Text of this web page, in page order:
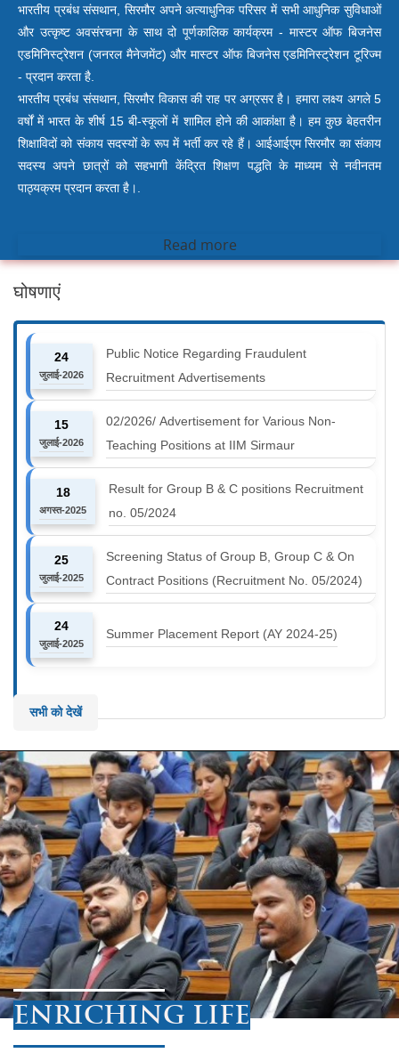
भारतीय प्रबंध संसथान, सिरमौर अपने अत्याधुनिक परिसर में सभी आधुनिक सुविधाओं
और उत्कृष्ट अवसंरचना के साथ दो पूर्णकालिक कार्यक्रम - मास्टर ऑफ बिजनेस
एडमिनिस्ट्रेशन (जनरल मैनेजमेंट) और मास्टर ऑफ बिजनेस एडमिनिस्ट्रेशन टूरिज्म
- प्रदान करता है.
भारतीय प्रबंध संसथान, सिरमौर विकास की राह पर अग्रसर है। हमारा लक्ष्य अगले 5
वर्षों में भारत के शीर्ष 15 बी-स्कूलों में शामिल होने की आकांक्षा है। हम कुछ बेहतरीन
शिक्षाविदों को संकाय सदस्यों के रूप में भर्ती कर रहे हैं। आईआईएम सिरमौर का संकाय
सदस्य अपने छात्रों को सहभागी केंद्रित शिक्षण पद्धति के माध्यम से नवीनतम
पाठ्यक्रम प्रदान करता है।.
Read more
घोषणाएं
24
जुलाई-2026
Public Notice Regarding Fraudulent
Recruitment Advertisements
15
जुलाई-2026
02/2026/ Advertisement for Various Non-
Teaching Positions at IIM Sirmaur
18
अगस्त-2025
Result for Group B & C positions Recruitment
no. 05/2024
25
जुलाई-2025
Screening Status of Group B, Group C & On
Contract Positions (Recruitment No. 05/2024)
24
जुलाई-2025
Summer Placement Report (AY 2024-25)
सभी को देखें
ENRICHING LIFE